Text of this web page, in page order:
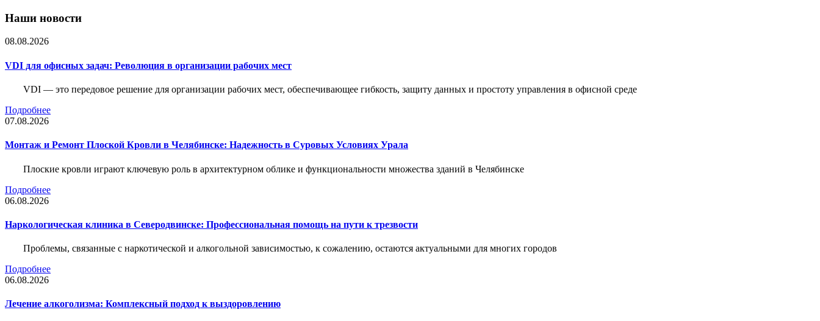
Наши новости
08.08.2026
VDI для офисных задач: Революция в организации рабочих мест
VDI — это передовое решение для организации рабочих мест, обеспечивающее гибкость, защиту данных и простоту управления в офисной среде
Подробнее
07.08.2026
Монтаж и Ремонт Плоской Кровли в Челябинске: Надежность в Суровых Условиях Урала
Плоские кровли играют ключевую роль в архитектурном облике и функциональности множества зданий в Челябинске
Подробнее
06.08.2026
Наркологическая клиника в Северодвинске: Профессиональная помощь на пути к трезвости
Проблемы, связанные с наркотической и алкогольной зависимостью, к сожалению, остаются актуальными для многих городов
Подробнее
06.08.2026
Лечение алкоголизма: Комплексный подход к выздоровлению